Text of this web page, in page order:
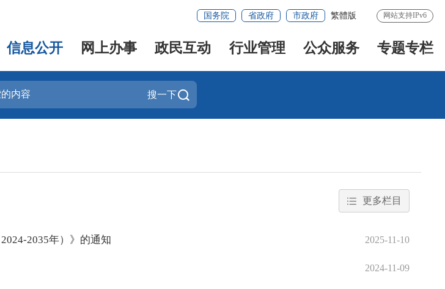
国务院 省政府 市政府 繁體版 网站支持IPv6
信息公开 网上办事 政民互动 行业管理 公众服务 专题专栏
搜一下
更多栏目
2035年）》的通知 2025-11-10
2024-11-09